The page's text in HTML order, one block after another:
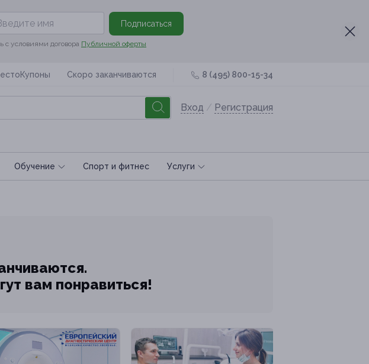
Подписаться
с условиями договора Публичной оферты
Скоро заканчиваются 8 (495) 800-15-34
Вход / Регистрация
Обучение Спoрт и фитнес Услуги
вам понравиться!